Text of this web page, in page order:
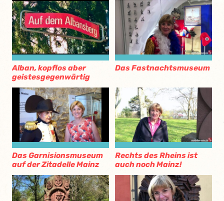
Alban, kopflos aber
geistesgegenwärtig
Das Fastnachtsmuseum
Das Garnisionsmuseum
auf der Zitadelle Mainz
Rechts des Rheins ist
auch noch Mainz!